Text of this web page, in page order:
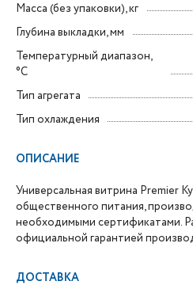
Масса (без упаковки), кг
Глубина выкладки, мм
Температурный диапазон,
°C
Тип агрегата
Тип охлаждения
ОПИСАНИЕ
Универсальная витрина Premier
общественного питания,
необходимыми сертификатами.
официальной гарантией
ДОСТАВКА